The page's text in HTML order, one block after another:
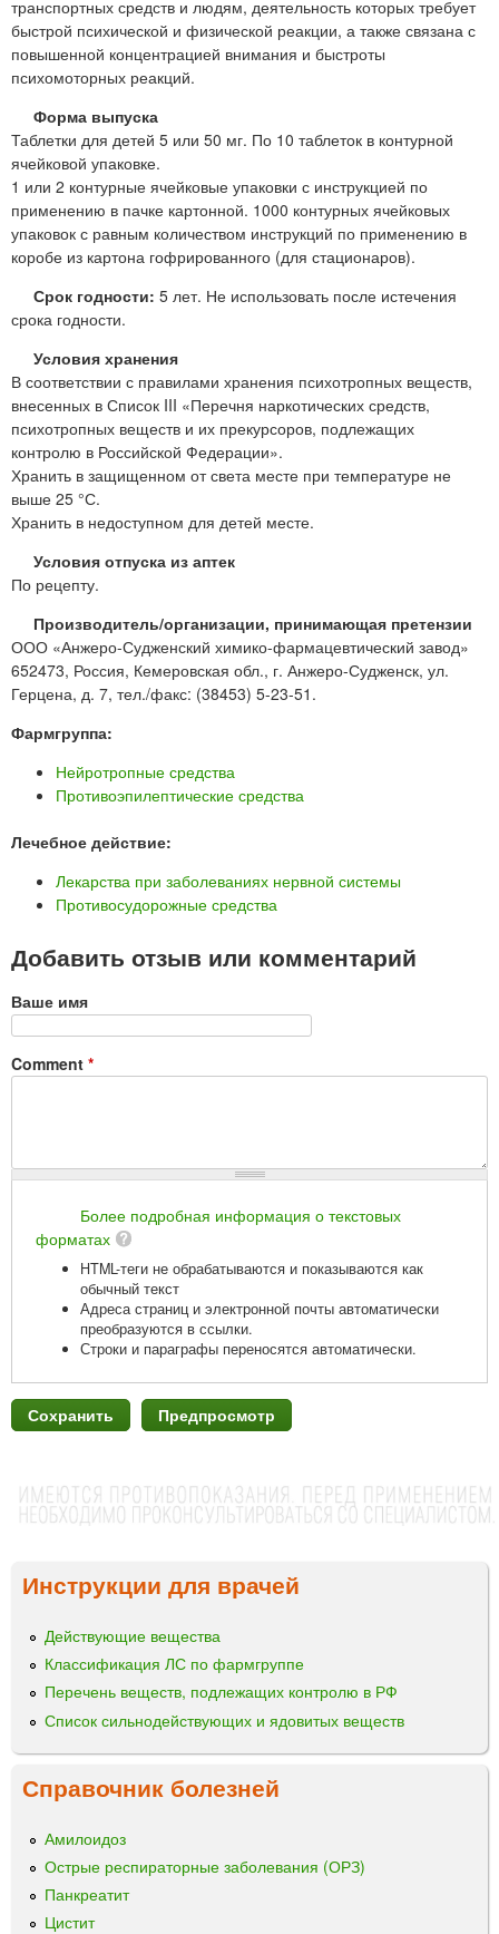
транспортных средств и людям, деятельность которых требует
быстрой психической и физической реакции, а также связана с
повышенной концентрацией внимания и быстроты
психомоторных реакций.
Форма выпуска
Таблетки для детей 5 или 50 мг. По 10 таблеток в контурной
ячейковой упаковке.
1 или 2 контурные ячейковые упаковки с инструкцией по
применению в пачке картонной. 1000 контурных ячейковых
упаковок с равным количеством инструкций по применению в
коробе из картона гофрированного (для стационаров).
Срок годности: 5 лет. Не использовать после истечения
срока годности.
Условия хранения
В соответствии с правилами хранения психотропных веществ,
внесенных в Список III «Перечня наркотических средств,
психотропных веществ и их прекурсоров, подлежащих
контролю в Российской Федерации».
Хранить в защищенном от света месте при температуре не
выше 25 °С.
Хранить в недоступном для детей месте.
Условия отпуска из аптек
По рецепту.
Производитель/организации, принимающая претензии
ООО «Анжеро-Судженский химико-фармацевтический завод»
652473, Россия, Кемеровская обл., г. Анжеро-Судженск, ул.
Герцена, д. 7, тел./факс: (38453) 5-23-51.
Фармгруппа:
Нейротропные средства
Противоэпилептические средства
Лечебное действие:
Лекарства при заболеваниях нервной системы
Противосудорожные средства
Добавить отзыв или комментарий
Ваше имя
Comment *
Более подробная информация о текстовых
форматах
HTML-теги не обрабатываются и показываются как
обычный текст
Адреса страниц и электронной почты автоматически
преобразуются в ссылки.
Строки и параграфы переносятся автоматически.
Инструкции для врачей
Действующие вещества
Классификация ЛС по фармгруппе
Перечень веществ, подлежащих контролю в РФ
Список сильнодействующих и ядовитых веществ
Справочник болезней
Амилоидоз
Острые респираторные заболевания (ОРЗ)
Панкреатит
Цистит